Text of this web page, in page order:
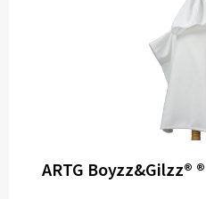
ARTG Boyzz&Gilzz®